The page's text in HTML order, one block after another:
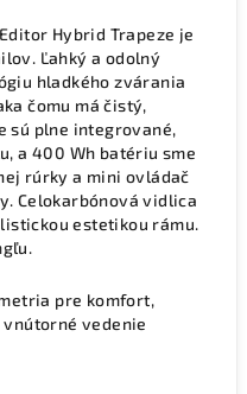
Hybrid Trapeze je
Ľahký a odolný
hladkého zvárania
čomu má čistý,
sú plne integrované,
a 400 Wh batériu sme
rúrky a mini ovládač
Celokarbónová vidlica
estetikou rámu.
pre komfort,
vedenie